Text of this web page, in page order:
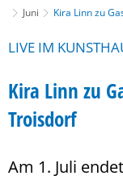
Juni
Kira Linn zu
LIVE IM
Kira Linn zu
Troisdorf
Am 1. Juli